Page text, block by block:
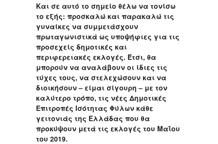
Και σε αυτό το σημείο θέλω να τονίσω
το εξής: προσκαλώ και παρακαλώ τις
γυναίκες να συμμετάσχουν
πρωταγωνιστικά ως υποψήφιες για τις
προσεχείς δημοτικές και
περιφερειακές εκλογές. Έτσι, θα
μπορούν να αναλάβουν οι ίδιες τις
τύχες τους, να στελεχώσουν και να
διοικήσουν – είμαι σίγουρη – με τον
καλύτερο τρόπο, τις νέες Δημοτικές
Επιτροπές Ισότητας Φύλων κάθε
γειτονιάς της Ελλάδας που θα
προκύψουν μετά τις εκλογές του Μαΐου
του 2019.